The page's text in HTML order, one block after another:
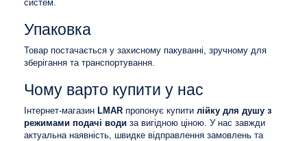
систем.
Упаковка
Товар постачається у захисному пакуванні, зручному для
зберігання та транспортування.
Чому варто купити у нас
Інтернет-магазин LMAR пропонує купити лійку для душу з
режимами подачі води за вигідною ціною. У нас завжди
актуальна наявність, швидке відправлення замовлень та